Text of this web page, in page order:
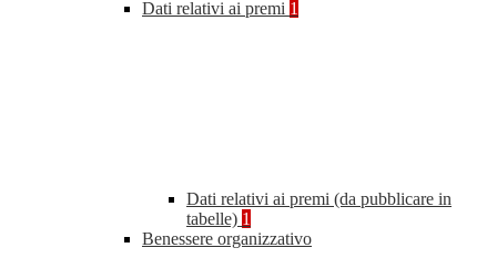
Dati relativi ai premi 1
Dati relativi ai premi (da pubblicare in
tabelle) 1
Benessere organizzativo